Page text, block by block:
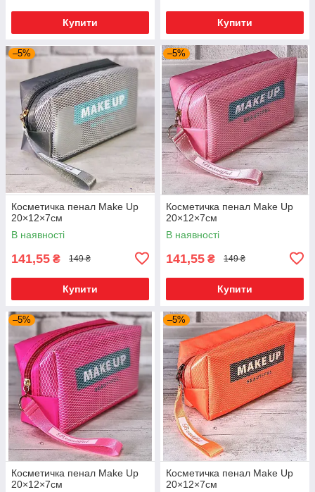
Купити Купити
–5%
Косметичка пенал Make Up
20×12×7см
В наявності
141,55 ₴ 149 ₴
Купити
–5%
Косметичка пенал Make Up
20×12×7см
В наявності
141,55 ₴ 149 ₴
Купити
–5%
Косметичка пенал Make Up
20×12×7см
–5%
Косметичка пенал Make Up
20×12×7см